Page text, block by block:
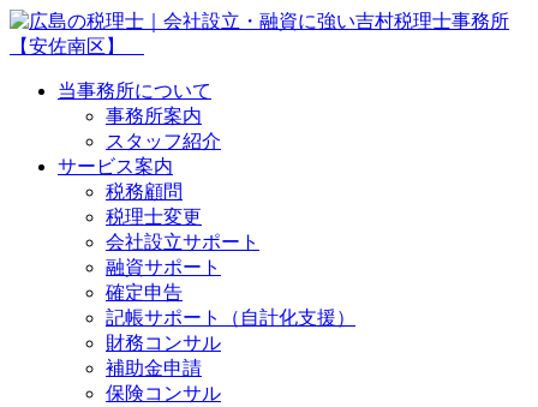
当事務所について
事務所案内
スタッフ紹介
サービス案内
税務顧問
税理士変更
会社設立サポート
融資サポート
確定申告
記帳サポート（自計化支援）
財務コンサル
補助金申請
保険コンサル